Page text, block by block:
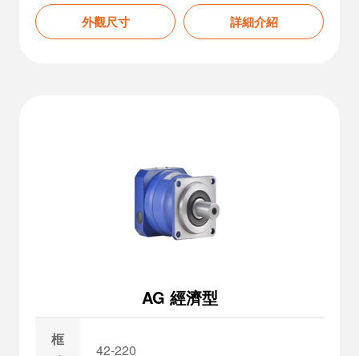
外觀尺寸 詳細介紹
AG 經濟型
框
42-220